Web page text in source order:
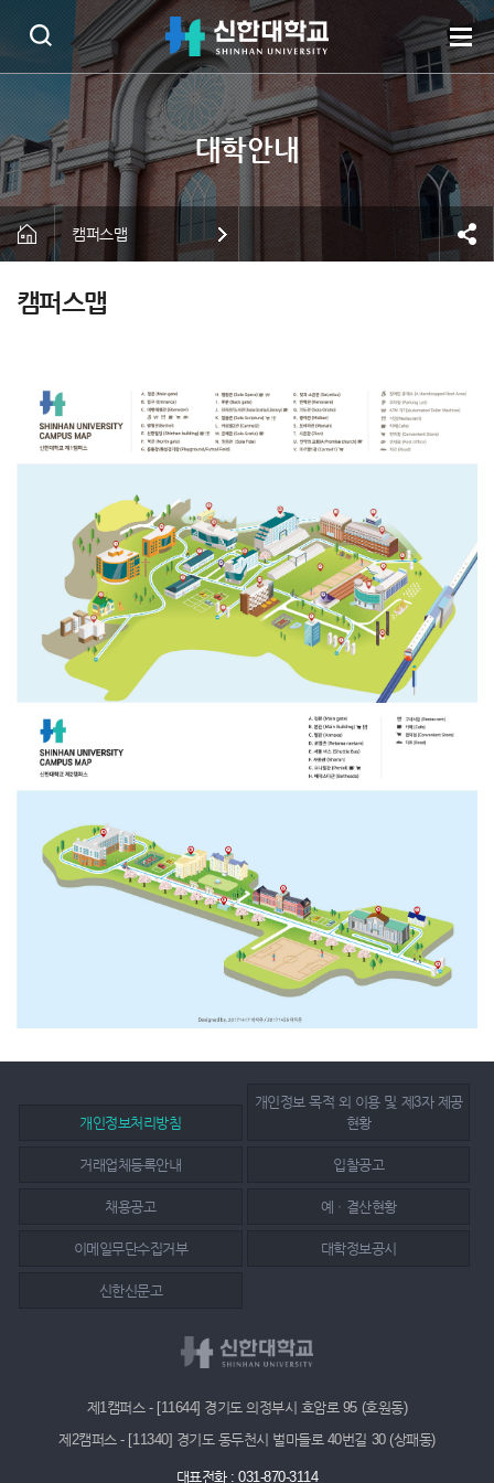
캠퍼스맵
캠퍼스맵
개인정보처리방침
개인정보 목적 외 이용 및 제3자 제공
현황
거래업체등록안내 입찰공고
채용공고 예ㆍ결산현황
이메일무단수집거부 대학정보공시
신한신문고
제1캠퍼스 - [11644] 경기도 의정부시 호암로 95 (호원동)
제2캠퍼스 - [11340] 경기도 동두천시 벌마들로 40번길 30 (상패동)
대표전화 : 031-870-3114